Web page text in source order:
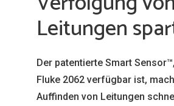
Leitungen
Der patentierte Smart
Fluke 2062 verfügbar ist,
Auffinden von Leitungen